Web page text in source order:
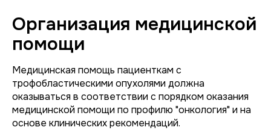
Организация медицинской
помощи
Медицинская помощь пациенткам с
трофобластическими опухолями должна
оказываться в соответствии с порядком оказания
медицинской помощи по профилю "онкология" и на
основе клинических рекомендаций.